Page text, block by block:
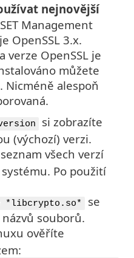
nejnovější
Management
OpenSSL 3.x.
verze OpenSSL je
můžete
Nicméně alespoň
si zobrazíte
(výchozí) verzi.
všech verzí
Po použití
*libcrypto.so*
se
souborů.
ověříte